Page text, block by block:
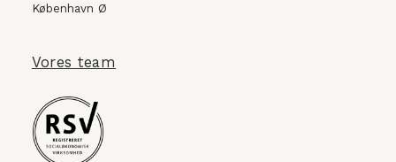
København Ø
Vores team